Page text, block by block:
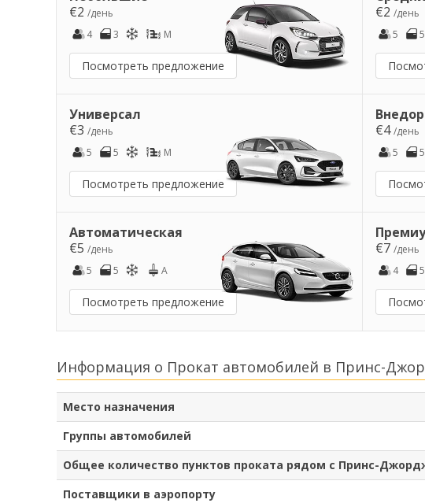
€2 /день
4
3 M
Посмотреть предложение
€2/день
5
5
Универсал
€3 /день
5
5 M
Посмотреть предложение
€4/день
5
5
Автоматическая
€5 /день
5
5 A
Посмотреть предложение
€7/день
4
5
Информация о Прокат автомобилей в Принс-
Место назначения
Группы автомобилей
Общее количество пунктов проката рядом с Принс-
Поставщики в аэропорту